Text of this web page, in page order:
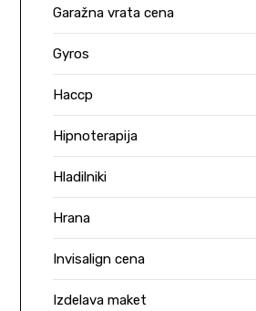
Garažna vrata cena
Gyros
Haccp
Hipnoterapija
Hladilniki
Hrana
Invisalign cena
Izdelava maket